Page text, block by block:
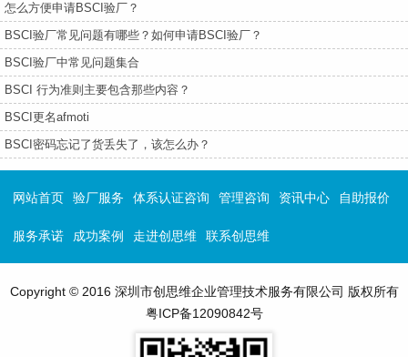
怎么方便申请BSCI验厂？
BSCI验厂常见问题有哪些？如何申请BSCI验厂？
BSCI验厂中常见问题集合
BSCI 行为准则主要包含那些内容？
BSCI更名afmoti
BSCI密码忘记了货丢失了，该怎么办？
网站首页 验厂服务 体系认证咨询 管理咨询 资讯中心 自助报价
服务承诺 成功案例 走进创思维 联系创思维
Copyright © 2016 深圳市创思维企业管理技术服务有限公司 版权所有
粤ICP备12090842号